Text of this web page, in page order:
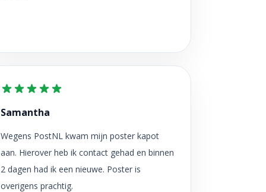
Samantha
Wegens PostNL kwam mijn poster kapot
aan. Hierover heb ik contact gehad en binnen
2 dagen had ik een nieuwe. Poster is
overigens prachtig.